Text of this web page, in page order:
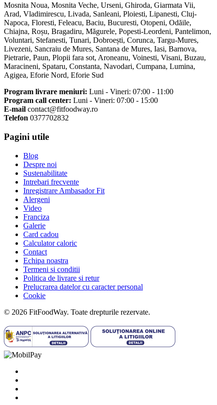
Mosnita Noua, Mosnita Veche, Urseni, Ghiroda, Giarmata Vii,
Arad, Vladimirescu, Livada, Sanleani, Ploiesti, Lipanesti, Cluj-
Napoca, Floresti, Feleacu, Baciu, Bucuresti, Otopeni, Odăile,
Chiajna, Roșu, Bragadiru, Măgurele, Popesti-Leordeni, Pantelimon,
Voluntari, Stefanesti, Tunari, Dobroești, Corunca, Targu-Mures,
Livezeni, Sancraiu de Mures, Santana de Mures, Iasi, Barnova,
Pietrarie, Paun, Plopii fara sot, Aroneanu, Voinesti, Visani, Buzau,
Maracineni, Spataru, Constanta, Navodari, Cumpana, Lumina,
Agigea, Eforie Nord, Eforie Sud
Program livrare meniuri: Luni - Vineri: 07:00 - 11:00
Program call center: Luni - Vineri: 07:00 - 15:00
E-mail contact@fitfoodway.ro
Telefon 0377702832
Pagini utile
Blog
Despre noi
Sustenabilitate
Intrebari frecvente
Inregistrare Ambasador Fit
Alergeni
Video
Franciza
Galerie
Card cadou
Calculator caloric
Contact
Echipa noastra
Termeni si conditii
Politica de livrare si retur
Prelucrarea datelor cu caracter personal
Cookie
© 2026 FitFoodWay. Toate drepturile rezervate.